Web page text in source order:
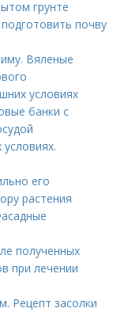
грунте
почву
Вяленые
условиях
банки с
его
растения
полученных
при лечении
Рецепт засолки